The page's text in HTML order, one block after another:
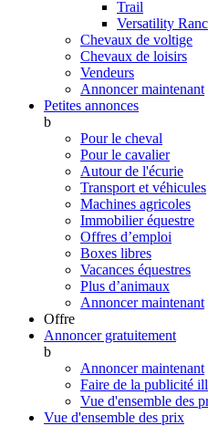
Trail
Versatility
Chevaux de voltige
Chevaux de loisirs
Vendeurs
Annoncer maintenant
Petites annonces
b
Pour le cheval
Pour le cavalier
Autour de l'écurie
Transport et véhicules
Machines agricoles
Immobilier équestre
Offres d’emploi
Boxes libres
Vacances équestres
Plus d’animaux
Annoncer maintenant
Offre
Annoncer gratuitement
b
Annoncer maintenant
Faire de la publicité
Vue d'ensemble des
Vue d'ensemble des prix